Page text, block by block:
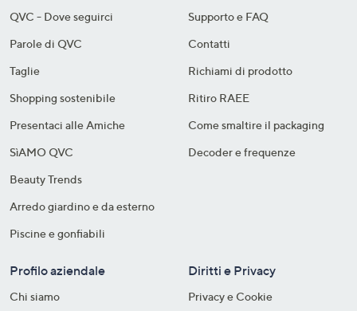
QVC - Dove seguirci
Parole di QVC
Taglie
Shopping sostenibile​
Presentaci alle Amiche
SìAMO QVC
Beauty Trends
Arredo giardino e da esterno
Piscine e gonfiabili
Supporto e FAQ
Contatti
Richiami di prodotto
Ritiro RAEE
Come smaltire il packaging​
Decoder e frequenze​
Profilo aziendale
Chi siamo
Diritti e Privacy
Privacy e Cookie